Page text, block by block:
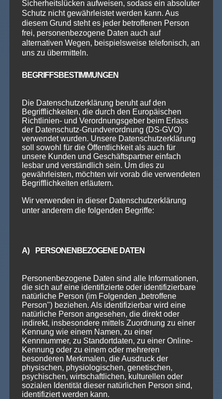
€120
Dauer: 10 Wochen
(entspricht etwa 3 Monate tanzen)
Anmeldung
Stufe 5
120/Person
Voraussetzung: Stufe 4
Dauer: 10 Wochen
(entspricht etwa 3 Monate tanzen)
Sicherheitslücken aufweisen, sodass ein absoluter
Schutz nicht gewährleistet werden kann. Aus
diesem Grund steht es jeder betroffenen Person
frei, personenbezogene Daten auch auf
alternativen Wegen, beispielsweise telefonisch, an
uns zu übermitteln.
BEGRIFFSBESTIMMUNGEN
Die Datenschutzerklärung beruht auf den
Begrifflichkeiten, die durch den Europäischen
Richtlinien- und Verordnungsgeber beim Erlass
der Datenschutz-Grundverordnung (DS-GVO)
verwendet wurden. Unsere Datenschutzerklärung
soll sowohl für die Öffentlichkeit als auch für
unsere Kunden und Geschäftspartner einfach
lesbar und verständlich sein. Um dies zu
gewährleisten, möchten wir vorab die verwendeten
Begrifflichkeiten erläutern.
Wir verwenden in dieser Datenschutzerklärung
unter anderem die folgenden Begriffe:
A) PERSONENBEZOGENE DATEN
Personenbezogene Daten sind alle Informationen,
die sich auf eine identifizierte oder identifizierbare
natürliche Person (im Folgenden „betroffene
Person") beziehen. Als identifizierbar wird eine
natürliche Person angesehen, die direkt oder
indirekt, insbesondere mittels Zuordnung zu einer
Kennung wie einem Namen, zu einer
Kennnummer, zu Standortdaten, zu einer Online-
Kennung oder zu einem oder mehreren
besonderen Merkmalen, die Ausdruck der
physischen, physiologischen, genetischen,
psychischen, wirtschaftlichen, kulturellen oder
sozialen Identität dieser natürlichen Person sind,
identifiziert werden kann.